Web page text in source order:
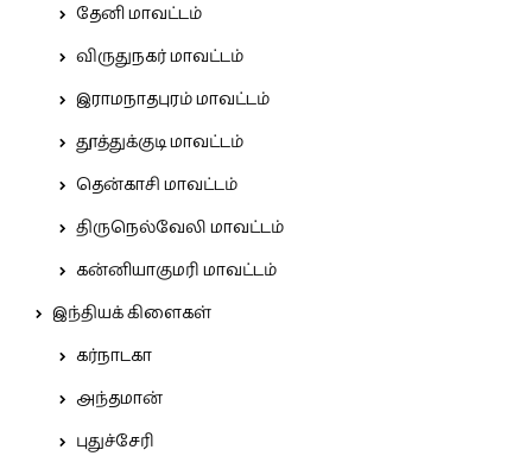
தேனி மாவட்டம்
விருதுநகர் மாவட்டம்
இராமநாதபுரம் மாவட்டம்
தூத்துக்குடி மாவட்டம்
தென்காசி மாவட்டம்
திருநெல்வேலி மாவட்டம்
கன்னியாகுமரி மாவட்டம்
இந்தியக் கிளைகள்
கர்நாடகா
அந்தமான்
புதுச்சேரி